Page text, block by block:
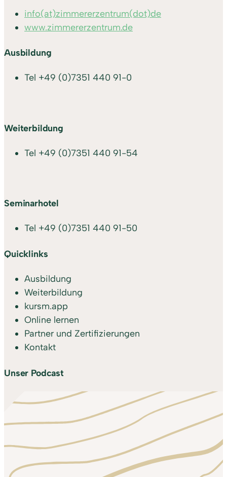
info(at)zimmererzentrum(dot)de
www.zimmererzentrum.de
Ausbildung
Tel +49 (0)7351 440 91-0
Weiterbildung
Tel +49 (0)7351 440 91-54
Seminarhotel
Tel +49 (0)7351 440 91-50
Quicklinks
Ausbildung
Weiterbildung
kursm.app
Online lernen
Partner und Zertifizierungen
Kontakt
Unser Podcast